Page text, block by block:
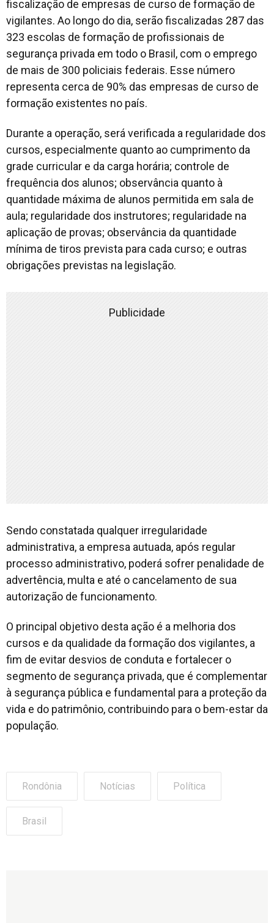
fiscalização de empresas de curso de formação de
vigilantes. Ao longo do dia, serão fiscalizadas 287 das
323 escolas de formação de profissionais de
segurança privada em todo o Brasil, com o emprego
de mais de 300 policiais federais. Esse número
representa cerca de 90% das empresas de curso de
formação existentes no país.
Durante a operação, será verificada a regularidade dos
cursos, especialmente quanto ao cumprimento da
grade curricular e da carga horária; controle de
frequência dos alunos; observância quanto à
quantidade máxima de alunos permitida em sala de
aula; regularidade dos instrutores; regularidade na
aplicação de provas; observância da quantidade
mínima de tiros prevista para cada curso; e outras
obrigações previstas na legislação.
Publicidade
Sendo constatada qualquer irregularidade
administrativa, a empresa autuada, após regular
processo administrativo, poderá sofrer penalidade de
advertência, multa e até o cancelamento de sua
autorização de funcionamento.
O principal objetivo desta ação é a melhoria dos
cursos e da qualidade da formação dos vigilantes, a
fim de evitar desvios de conduta e fortalecer o
segmento de segurança privada, que é complementar
à segurança pública e fundamental para a proteção da
vida e do patrimônio, contribuindo para o bem-estar da
população.
Rondônia Notícias Política
Brasil